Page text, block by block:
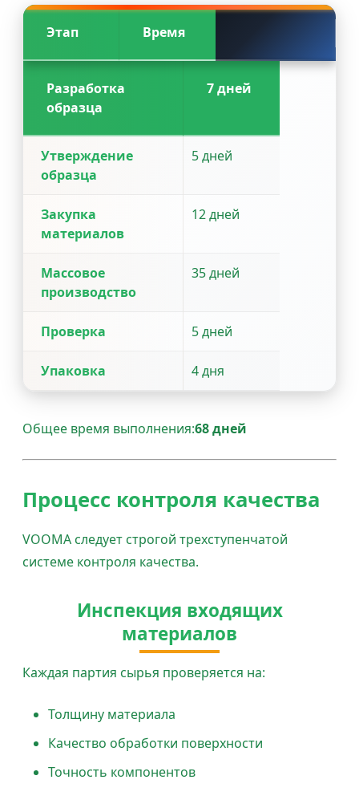
Этап Время
Разработка
образца
7 дней
Утверждение
образца
5 дней
Закупка
материалов
12 дней
Массовое
производство
35 дней
Проверка 5 дней
Упаковка 4 дня
Общее время выполнения:68 дней
Процесс контроля качества
VOOMA следует строгой трехступенчатой
системе контроля качества.
Инспекция входящих
материалов
Каждая партия сырья проверяется на:
Толщину материала
Качество обработки поверхности
Точность компонентов